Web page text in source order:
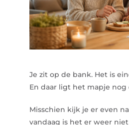
Je zit op de bank. Het is
En daar ligt het mapje nog
Misschien kijk je er even
vandaag is het er weer